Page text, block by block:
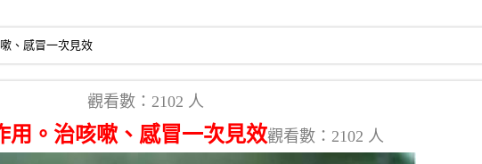
、感冒一次見效
觀看數：2102 人
用。治咳嗽、感冒一次見效觀看數：2102 人